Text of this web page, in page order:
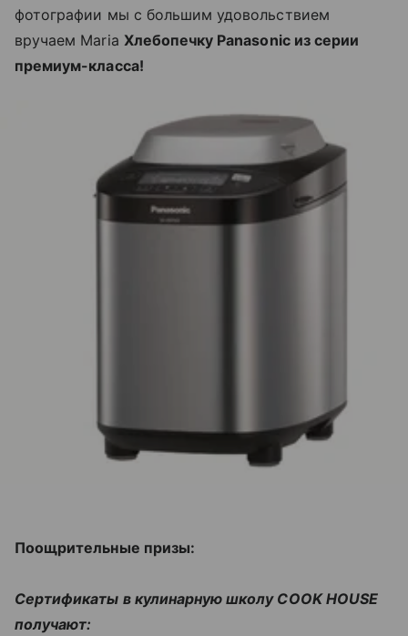
фотографии мы с большим удовольствием
вручаем Maria Хлебопечку Panasonic из серии
премиум-класса!
Поощрительные призы:
Сертификаты в кулинарную школу COOK HOUSE
получают: